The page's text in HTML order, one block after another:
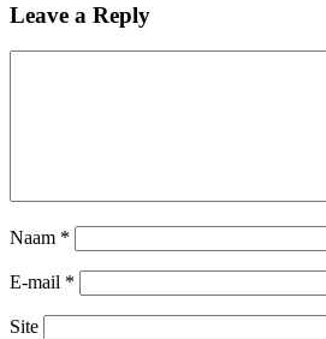
Leave a Reply
Naam *
E-mail *
Site